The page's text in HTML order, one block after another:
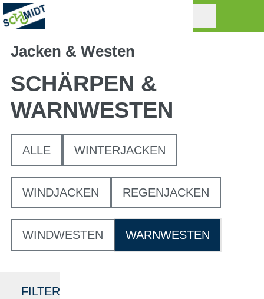
Jacken & Westen
SCHÄRPEN &
WARNWESTEN
ALLE WINTERJACKEN
WINDJACKEN REGENJACKEN
WINDWESTEN WARNWESTEN
FILTER